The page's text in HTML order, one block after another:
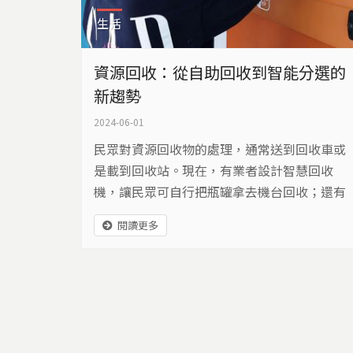
生活
資源回收：從自助回收到智能分選的
新趨勢
2024-06-01
民眾對資源回收物的處理，通常送到回收車或
是載到回收站。現在，有業者設計智慧回收
機，讓民眾可自行把瓶罐拿去機台回收；還有
地方結合AI和智能分選，這些新的回收與分選
方式，能提高再利用效率嗎？
閱讀更多